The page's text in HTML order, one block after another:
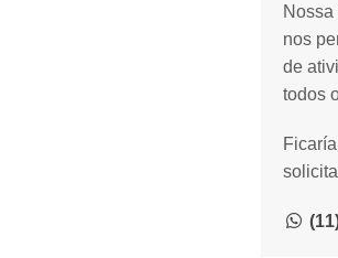
nos
de
todos